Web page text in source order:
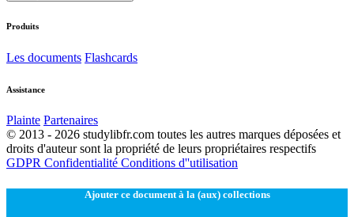
Produits
Les documents Flashcards
Assistance
Plainte Partenaires
© 2013 - 2026 studylibfr.com toutes les autres marques déposées et
droits d'auteur sont la propriété de leurs propriétaires respectifs
GDPR Confidentialité Conditions d''utilisation
Ajouter ce document à la (aux) collections